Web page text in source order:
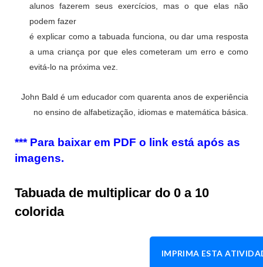
alunos fazerem seus exercícios, mas o que elas não
podem fazer
é explicar como a tabuada funciona, ou dar uma resposta
a uma criança por que eles cometeram um erro e como
evitá-lo na próxima vez.
John Bald é um educador com quarenta anos de experiência
no ensino de alfabetização, idiomas e matemática básica.
*** Para baixar em PDF o link está após as
imagens.
Tabuada de multiplicar do 0 a 10
colorida
IMPRIMA ESTA